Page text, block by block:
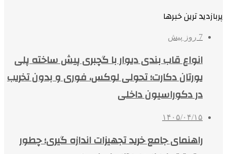
پربازدید ترین خبرها
7 روز پیش
انواع قاب بندی دیوار با گچبری پیش ساخته پلی
یورتان دکارت؛ تحولی لوکس، فوری و بدون تخریب
در دکوراسیون داخلی
۱۴۰۵/۰۴/۱۵
راهنمای جامع خرید تجهیزات اندازه گیری؛ چطور